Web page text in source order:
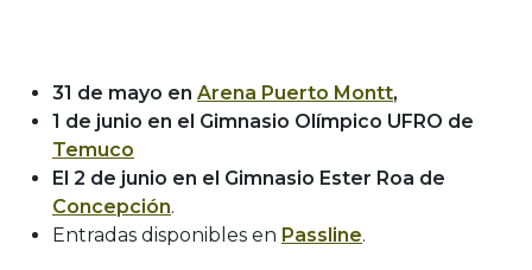
31 de mayo en Arena Puerto Montt,
1 de junio en el Gimnasio Olímpico UFRO de
Temuco
El 2 de junio en el Gimnasio Ester Roa de
Concepción.
Entradas disponibles en Passline.